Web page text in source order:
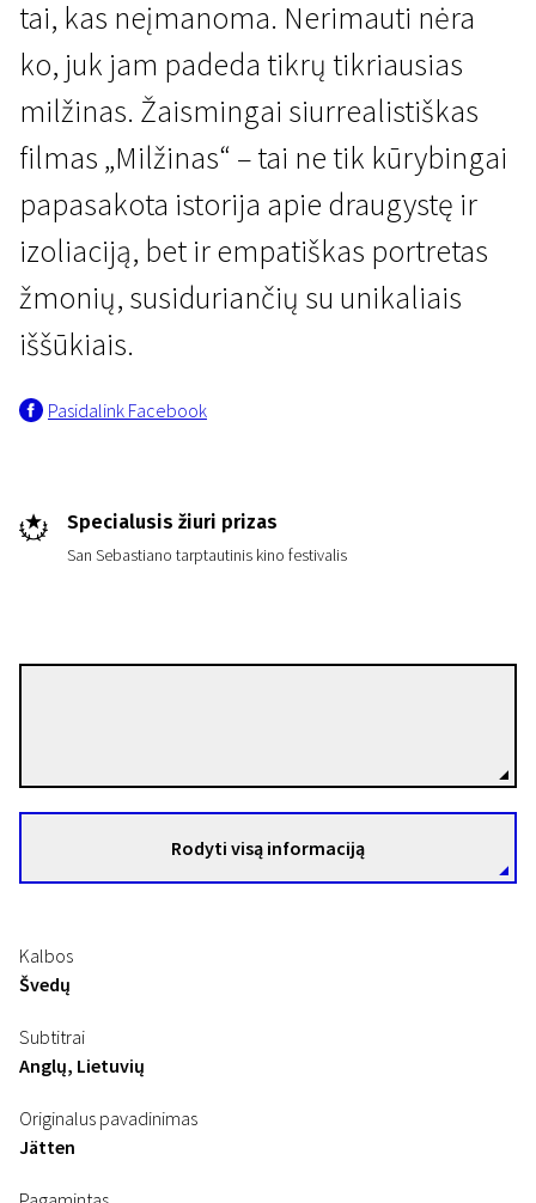
Naujienos iš Šiaurės
Milžinas
1 val. 30 min. | Drama | N-13
tai, kas neįmanoma. Nerimauti nėra
ko, juk jam padeda tikrų tikriausias
milžinas. Žaismingai siurrealistiškas
filmas „Milžinas“ – tai ne tik kūrybingai
papasakota istorija apie draugystę ir
izoliaciją, bet ir empatiškas portretas
žmonių, susiduriančių su unikaliais
iššūkiais.
Pasidalink Facebook
Specialusis žiuri prizas
San Sebastiano tarptautinis kino festivalis
Rodyti visą informaciją
Kalbos
Švedų
Subtitrai
Anglų, Lietuvių
Originalus pavadinimas
Jätten